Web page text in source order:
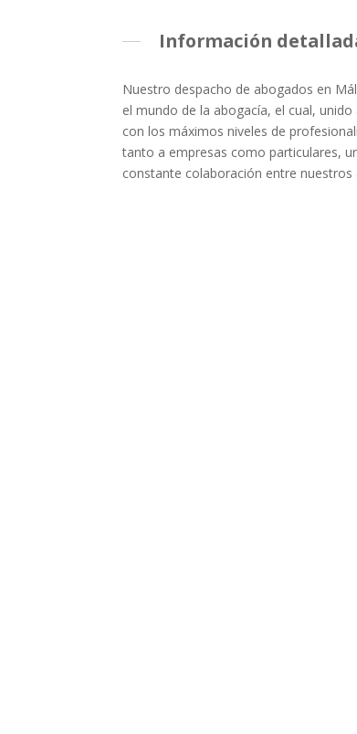
Información
Nuestro despacho de abogados en
el mundo de la abogacía, el cual,
con los máximos niveles de
tanto a empresas como particulares,
constante colaboración entre